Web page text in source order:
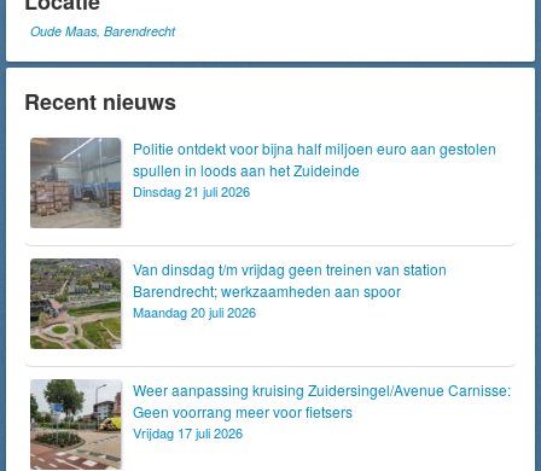
Oude Maas, Barendrecht
Recent nieuws
Politie ontdekt voor bijna half miljoen euro aan gestolen
spullen in loods aan het Zuideinde
Dinsdag 21 juli 2026
Van dinsdag t/m vrijdag geen treinen van station
Barendrecht; werkzaamheden aan spoor
Maandag 20 juli 2026
Weer aanpassing kruising Zuidersingel/Avenue Carnisse:
Geen voorrang meer voor fietsers
Vrijdag 17 juli 2026